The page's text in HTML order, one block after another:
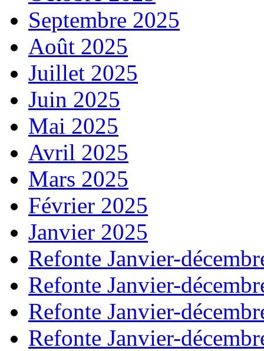
Septembre 2025
Août 2025
Juillet 2025
Juin 2025
Mai 2025
Avril 2025
Mars 2025
Février 2025
Janvier 2025
Refonte Janvier-
Refonte Janvier-
Refonte Janvier-
Refonte Janvier-